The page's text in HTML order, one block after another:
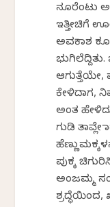
ನೂರೆಂಟು
ಇತ್ತೀಚಿಗೆ
ಅವಕಾಶ
ಆಗುತ್ತೆಯೇ,
ಕೇಳಿದಾಗ,
ಅಂತ
ಗುಡಿ ತಾವ್ಲೇ
ಪುಕ್ಕ
ಅಂಜಮ್ಮ